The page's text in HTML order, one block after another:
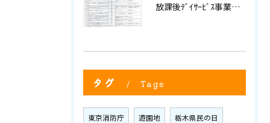
放課後ﾃﾞｲｻｰﾋﾞｽ事業所評価における自己評価結果②
タグ Tags
東京消防庁 遊園地 栃木県民の日